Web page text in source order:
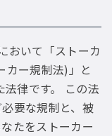
おいて「ストーカ
カー規制法)」と
律です。 この法
要な規制と、被
たをストーカー